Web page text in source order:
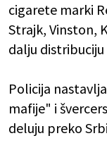
cigarete marki
Strajk, Vinston,
dalju
Policija
mafije" i
deluju preko